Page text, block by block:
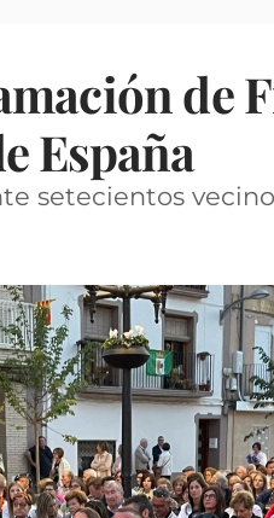
de
España
setecientos